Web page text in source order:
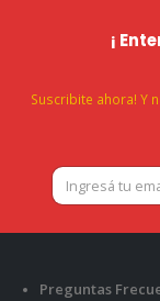
¡
Suscribite ahora! Y
Preguntas